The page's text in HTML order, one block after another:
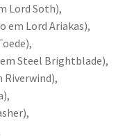
Lord Soth),
em Lord Ariakas),
Steel Brightblade),